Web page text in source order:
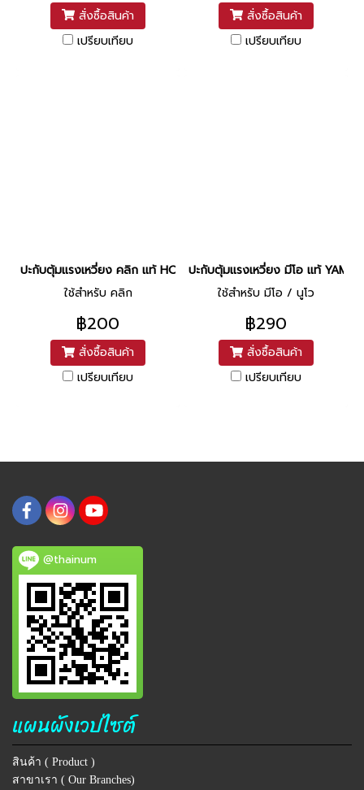
สั่งซื้อสินค้า
เปรียบเทียบ
สั่งซื้อสินค้า
เปรียบเทียบ
ปะกับตุ้มแรงเหวี่ยง คลิก แท้ HONDA
ใช้สำหรับ คลิก
฿200
สั่งซื้อสินค้า
เปรียบเทียบ
ปะกับตุ้มแรงเหวี่ยง มีโอ แท้
ใช้สำหรับ มีโอ / นูโว
฿290
สั่งซื้อสินค้า
เปรียบเทียบ
@thainum
แผนผังเวปไซต์
สินค้า ( Product )
สาขาเรา ( Our Branches)